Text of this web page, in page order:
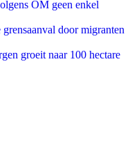
OM geen enkel
door migranten
groeit naar 100 hectare